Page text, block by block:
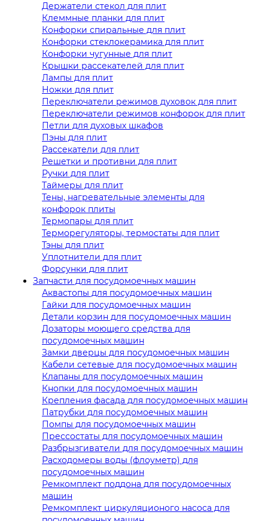
Держатели стекол для плит
Клеммные планки для плит
Конфорки спиральные для плит
Конфорки стеклокерамика для плит
Конфорки чугунные для плит
Крышки рассекателей для плит
Лампы для плит
Ножки для плит
Переключатели режимов духовок для плит
Переключатели режимов конфорок для плит
Петли для духовых шкафов
Пэны для плит
Рассекатели для плит
Решетки и противни для плит
Ручки для плит
Таймеры для плит
Тены, нагревательные элементы для
конфорок плиты
Термопары для плит
Терморегуляторы, термостаты для плит
Тэны для плит
Уплотнители для плит
Форсунки для плит
Запчасти для посудомоечных машин
Аквастопы для посудомоечных машин
Гайки для посудомоечных машин
Детали корзин для посудомоечных машин
Дозаторы моющего средства для
посудомоечных машин
Замки дверцы для посудомоечных машин
Кабели сетевые для посудомоечных машин
Клапаны для посудомоечных машин
Кнопки для посудомоечных машин
Крепления фасада для посудомоечных машин
Патрубки для посудомоечных машин
Помпы для посудомоечных машин
Прессостаты для посудомоечных машин
Разбрызгиватели для посудомоечных машин
Расходомеры воды (флоуметр) для
посудомоечных машин
Ремкомплект поддона для посудомоечных
машин
Ремкомплект циркуляционого насоса для